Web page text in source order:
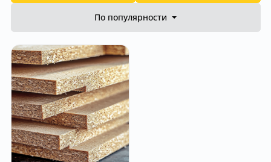
По популярности